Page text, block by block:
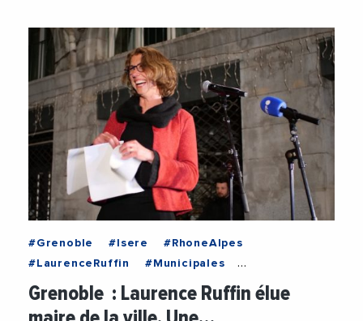
#Grenoble #Isere
#RhoneAlpes
#LaurenceRuffin
#Municipales
#Municipales2026
#Politique
#VilleDeGrenoble
Grenoble : Laurence Ruffin élue